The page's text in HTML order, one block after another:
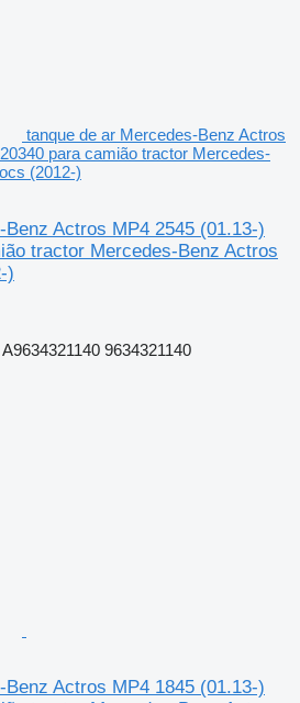
tanque de ar Mercedes-Benz Actros
para camião tractor Mercedes-
(2012-)
Actros MP4 2545 (01.13-)
tractor Mercedes-Benz Actros
)
9634321140
Actros MP4 1845 (01.13-)